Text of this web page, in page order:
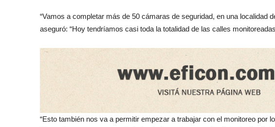
“Vamos a completar más de 50 cámaras de seguridad, en una localidad
aseguró: “Hoy tendríamos casi toda la totalidad de las calles
“Esto también nos va a permitir empezar a trabajar con el monitoreo por